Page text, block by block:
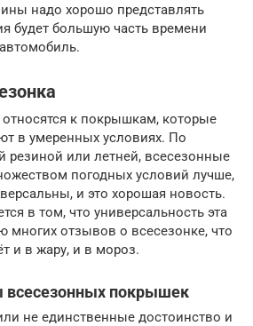
надо хорошо представлять
будет большую часть времени
к покрышкам, которые
в умеренных условиях. По
резиной или летней, всесезонные
погодных условий лучше,
и это хорошая новость.
в том, что универсальность эта
многих отзывов о всесезонке, что
и в жару, и в мороз.
покрышек
не единственные достоинство и